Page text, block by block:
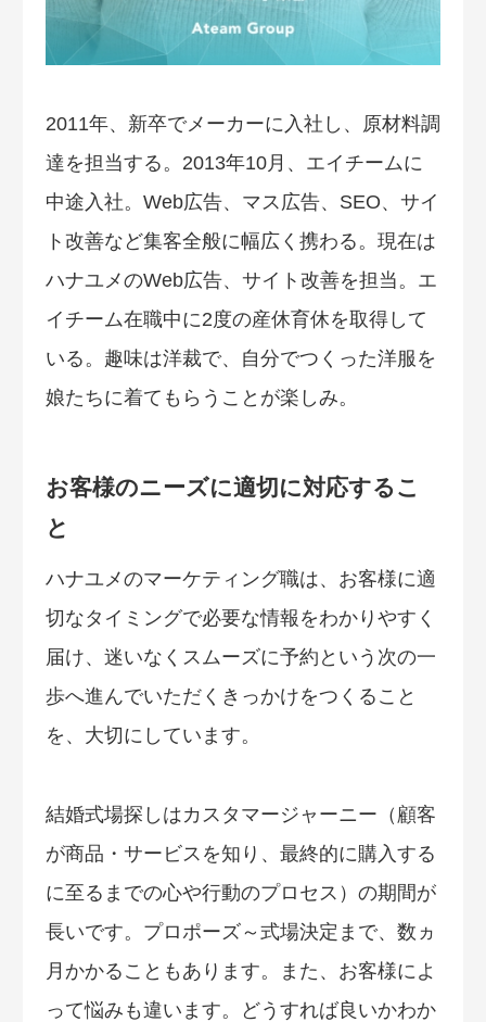
2011年、新卒でメーカーに入社し、原材料調
達を担当する。2013年10月、エイチームに
中途入社。Web広告、マス広告、SEO、サイ
ト改善など集客全般に幅広く携わる。現在は
ハナユメのWeb広告、サイト改善を担当。エ
イチーム在職中に2度の産休育休を取得して
いる。趣味は洋裁で、自分でつくった洋服を
娘たちに着てもらうことが楽しみ。
お客様のニーズに適切に対応するこ
と
ハナユメのマーケティング職は、お客様に適
切なタイミングで必要な情報をわかりやすく
届け、迷いなくスムーズに予約という次の一
歩へ進んでいただくきっかけをつくること
を、大切にしています。
結婚式場探しはカスタマージャーニー（顧客
が商品・サービスを知り、最終的に購入する
に至るまでの心や行動のプロセス）の期間が
長いです。プロポーズ～式場決定まで、数ヵ
月かかることもあります。また、お客様によ
って悩みも違います。どうすれば良いかわか